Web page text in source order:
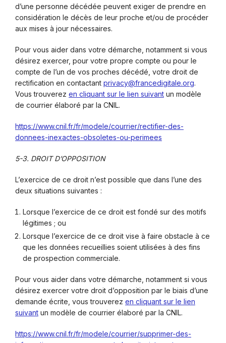
d’une personne décédée peuvent exiger de prendre en
considération le décès de leur proche et/ou de procéder
aux mises à jour nécessaires.
Pour vous aider dans votre démarche, notamment si vous
désirez exercer, pour votre propre compte ou pour le
compte de l’un de vos proches décédé, votre droit de
rectification en contactant privacy@francedigitale.org.
Vous trouverez en cliquant sur le lien suivant un modèle
de courrier élaboré par la CNIL.
https://www.cnil.fr/fr/modele/courrier/rectifier-des-
donnees-inexactes-obsoletes-ou-perimees
5-3. DROIT D’OPPOSITION
L’exercice de ce droit n’est possible que dans l’une des
deux situations suivantes :
Lorsque l’exercice de ce droit est fondé sur des motifs
légitimes ; ou
Lorsque l’exercice de ce droit vise à faire obstacle à ce
que les données recueillies soient utilisées à des fins
de prospection commerciale.
Pour vous aider dans votre démarche, notamment si vous
désirez exercer votre droit d’opposition par le biais d’une
demande écrite, vous trouverez en cliquant sur le lien
suivant un modèle de courrier élaboré par la CNIL.
https://www.cnil.fr/fr/modele/courrier/supprimer-des-